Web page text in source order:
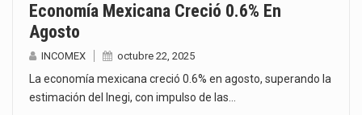
Economía Mexicana Creció 0.6% En
Agosto
INCOMEX octubre 22, 2025
La economía mexicana creció 0.6% en agosto, superando la
estimación del Inegi, con impulso de las…